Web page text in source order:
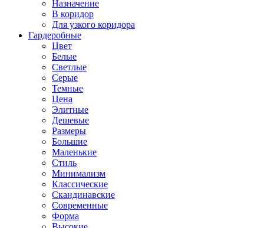
Назначение
В коридор
Для узкого коридора
Гардеробные
Цвет
Белые
Светлые
Серые
Темные
Цена
Элитные
Дешевые
Размеры
Большие
Маленькие
Стиль
Минимализм
Классические
Скандинавские
Современные
Форма